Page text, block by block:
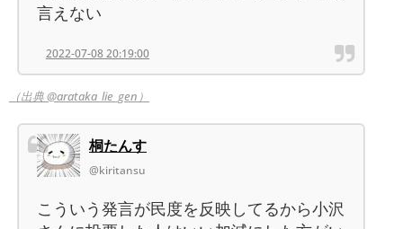
言えない
2022-07-08 20:19:00
（出典 @arataka_lie_gen）
桐たんす
@kiritansu
こういう発言が民度を反映してるから小沢